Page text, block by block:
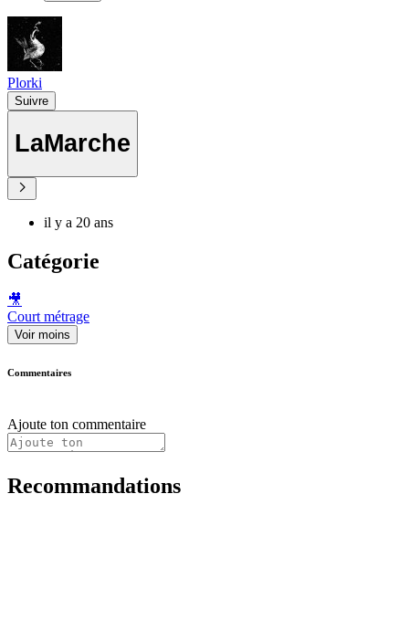
Plorki
Suivre
LaMarche
il y a 20 ans
Catégorie
🎥
Court métrage
Voir moins
Commentaires
Ajoute ton commentaire
Recommandations